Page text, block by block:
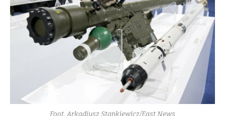
Foot. Arkadiusz Stankiewicz/East News